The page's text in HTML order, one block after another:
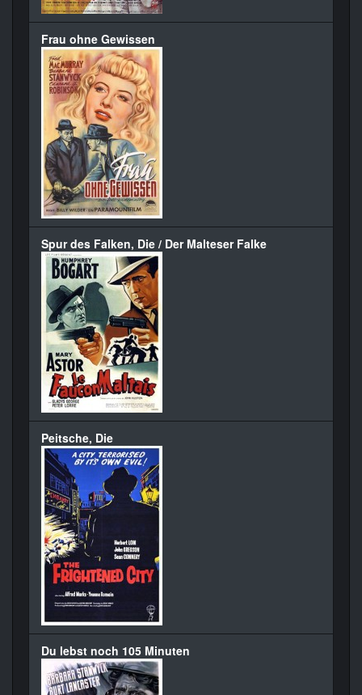
Frau ohne Gewissen
Spur des Falken, Die / Der Malteser Falke
Peitsche, Die
Du lebst noch 105 Minuten